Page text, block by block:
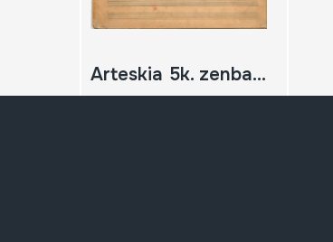
Arteskia 5k. zenbakia "Garbiñe" irustotza 6k. zenbakia "Koikile" Arin-ariñ